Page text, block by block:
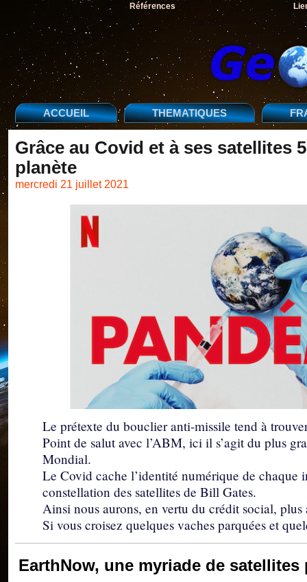
Références
ACCUEIL THEMATIQUES
Grâce au Covid et à ses satellites
planète
mercredi 21 juillet 2021
Le prétexte du bouclier anti-missile tend à
Point de salut avec l’ABM, ici il s’agit du plus
Mondial.
Le Covid cache l’identité numérique de
constellation des satellites de Bill Gates.
Ainsi nous aurons, en vertu du crédit social,
Si vous croisez quelques vaches parquées et
EarthNow, une myriade de